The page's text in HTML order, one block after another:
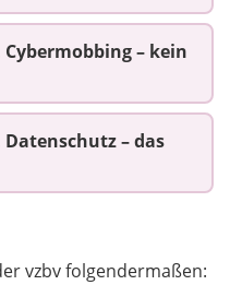
– kein
– das
vzbv folgendermaßen: